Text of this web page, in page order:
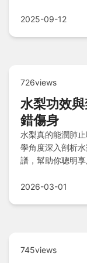
聰明！
2025-09-12
726views
水梨功效
錯傷身
水梨真的能潤肺
學角度深入剖析
譜，幫助你聰明
2026-03-01
745views